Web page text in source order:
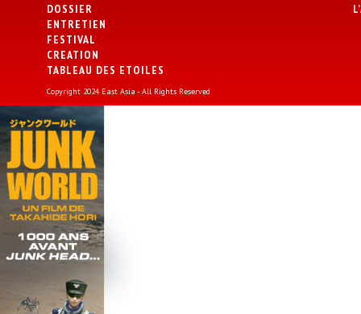
DOSSIER
ENTRETIEN
FESTIVAL
CREATION
TABLEAU DES ETOILES
Copyright 2024 East Asia - All Rights Reserved